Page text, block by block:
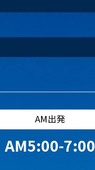
AM出発
AM5:00-7:00